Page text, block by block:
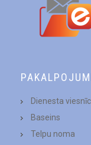
Dienesta
Baseins
Telpu noma